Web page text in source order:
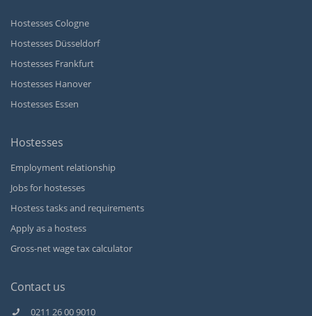
Hostesses Cologne
Hostesses Düsseldorf
Hostesses Frankfurt
Hostesses Hanover
Hostesses Essen
Hostesses
Employment relationship
Jobs for hostesses
Hostess tasks and requirements
Apply as a hostess
Gross-net wage tax calculator
Contact us
0211 26 00 9010